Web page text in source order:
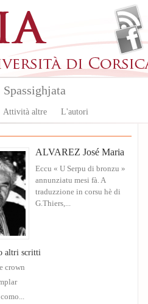
Attività altre L'autori
Spassighjata
ALVAREZ José Maria
Eccu « U Serpu di bronzu »
annunziatu mesi fà. A
traduzzione in corsu hè di
G.Thiers,...
altri scritti
crown